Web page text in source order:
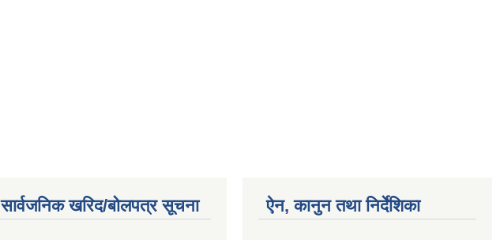
सार्वजनिक खरिद/बोलपत्र सूचना ऐन, कानुन तथा निर्देशिका